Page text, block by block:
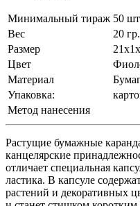
Минимальный тираж 50
Вес
20 гр.
Размер
Цвет
Материал
Упаковка:
Метод нанесения
Растущие бумажные
канцелярские
отличает специальная
ластика. В капсуле
растений и декоративных